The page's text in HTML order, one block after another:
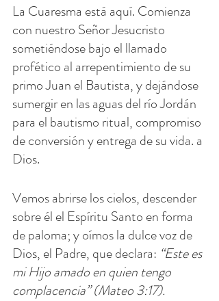
La Cuaresma está aquí. Comienza
con nuestro Señor Jesucristo
sometiéndose bajo el llamado
profético al arrepentimiento de su
primo Juan el Bautista, y dejándose
sumergir en las aguas del río Jordán
para el bautismo ritual, compromiso
de conversión y entrega de su vida. a
Dios.
Vemos abrirse los cielos, descender
sobre él el Espíritu Santo en forma
de paloma; y oímos la dulce voz de
Dios, el Padre, que declara: “Este es
mi Hijo amado en quien tengo
complacencia” (Mateo 3:17).